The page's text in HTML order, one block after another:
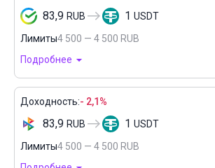
83,9 RUB 1 USDT
Лимиты4 500 — 4 500 RUB
Подробнее
Доходность:- 2,1%
83,9 RUB 1 USDT
Лимиты4 500 — 4 500 RUB